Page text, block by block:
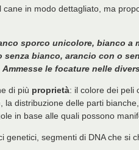
in modo dettagliato, ma
sporco unicolore, bianco a
bianco, arancio con o
le focature nelle
di più proprietà: il colore dei peli
la distribuzione delle parti
in base alle quali possono
genetici, segmenti di DNA che si